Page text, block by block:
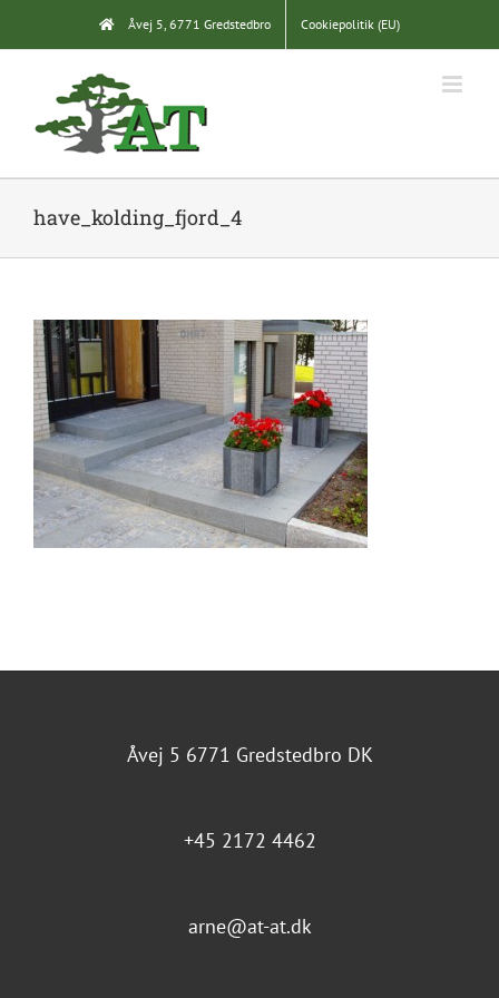
content
Åvej 5, 6771 Gredstedbro Cookiepolitik (EU)
have_kolding_fjord_4
Åvej 5 6771 Gredstedbro DK
+45 2172 4462
arne@at-at.dk